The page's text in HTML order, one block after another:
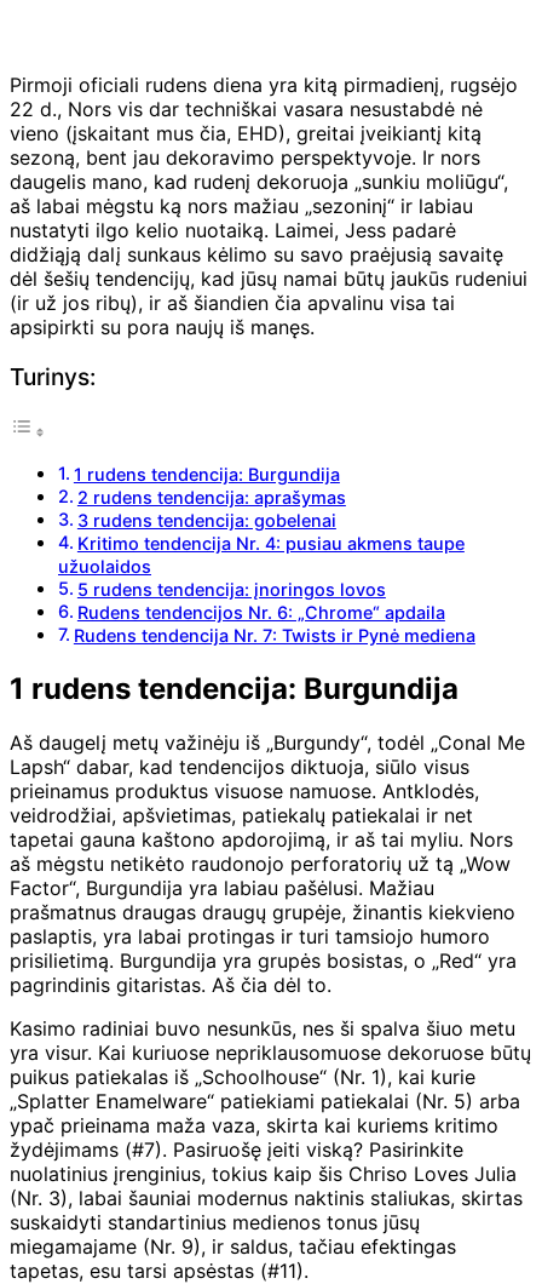
Pirmoji oficiali rudens diena yra kitą pirmadienį, rugsėjo
22 d., Nors vis dar techniškai vasara nesustabdė nė
vieno (įskaitant mus čia, EHD), greitai įveikiantį kitą
sezoną, bent jau dekoravimo perspektyvoje. Ir nors
daugelis mano, kad rudenį dekoruoja „sunkiu moliūgu“,
aš labai mėgstu ką nors mažiau „sezoninį“ ir labiau
nustatyti ilgo kelio nuotaiką. Laimei, Jess padarė
didžiąją dalį sunkaus kėlimo su savo praėjusią savaitę
dėl šešių tendencijų, kad jūsų namai būtų jaukūs rudeniui
(ir už jos ribų), ir aš šiandien čia apvalinu visa tai
apsipirkti su pora naujų iš manęs.
Turinys:
1 rudens tendencija: Burgundija
2 rudens tendencija: aprašymas
3 rudens tendencija: gobelenai
Kritimo tendencija Nr. 4: pusiau akmens taupe
užuolaidos
5 rudens tendencija: įnoringos lovos
Rudens tendencijos Nr. 6: „Chrome“ apdaila
Rudens tendencija Nr. 7: Twists ir Pynė mediena
1 rudens tendencija: Burgundija
Aš daugelį metų važinėju iš „Burgundy“, todėl „Conal Me
Lapsh“ dabar, kad tendencijos diktuoja, siūlo visus
prieinamus produktus visuose namuose. Antklodės,
veidrodžiai, apšvietimas, patiekalų patiekalai ir net
tapetai gauna kaštono apdorojimą, ir aš tai myliu. Nors
aš mėgstu netikėto raudonojo perforatorių už tą „Wow
Factor“, Burgundija yra labiau pašėlusi. Mažiau
prašmatnus draugas draugų grupėje, žinantis kiekvieno
paslaptis, yra labai protingas ir turi tamsiojo humoro
prisilietimą. Burgundija yra grupės bosistas, o „Red“ yra
pagrindinis gitaristas. Aš čia dėl to.
Kasimo radiniai buvo nesunkūs, nes ši spalva šiuo metu
yra visur. Kai kuriuose nepriklausomuose dekoruose būtų
puikus patiekalas iš „Schoolhouse“ (Nr. 1), kai kurie
„Splatter Enamelware“ patiekiami patiekalai (Nr. 5) arba
ypač prieinama maža vaza, skirta kai kuriems kritimo
žydėjimams (#7). Pasiruošę įeiti viską? Pasirinkite
nuolatinius įrenginius, tokius kaip šis Chriso Loves Julia
(Nr. 3), labai šauniai modernus naktinis staliukas, skirtas
suskaidyti standartinius medienos tonus jūsų
miegamajame (Nr. 9), ir saldus, tačiau efektingas
tapetas, esu tarsi apsėstas (#11).